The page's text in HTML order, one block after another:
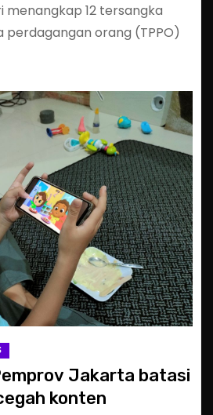
menangkap 12 tersangka
perdagangan orang (TPPO)
Jakarta batasi
konten